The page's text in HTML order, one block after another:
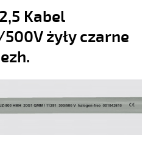
Kabel
żyły czarne